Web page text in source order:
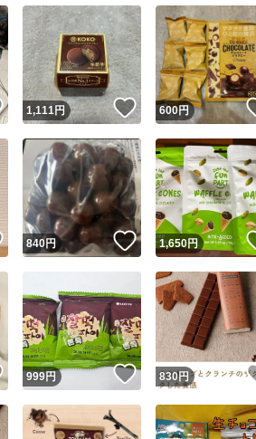
ユーザーの
Yahoo!フリマが定めた一定の基準を満たし
安心取引出品者
安心取引出品者 Yahoo!フリマの基
取引実績
取引実績◯+ このユーザーは
この商品の情
商品画像の 無断転載は禁止されてい
コピーは
1商品につき1回です
いいね！
1,111円 いいね！
600円
いいね！
840円 いいね！
1,650円
いいね！
999円 いいね！
830円